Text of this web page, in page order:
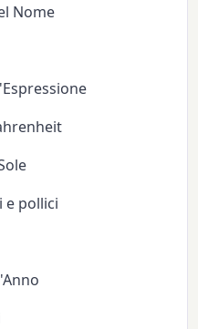
Nome
e pollici